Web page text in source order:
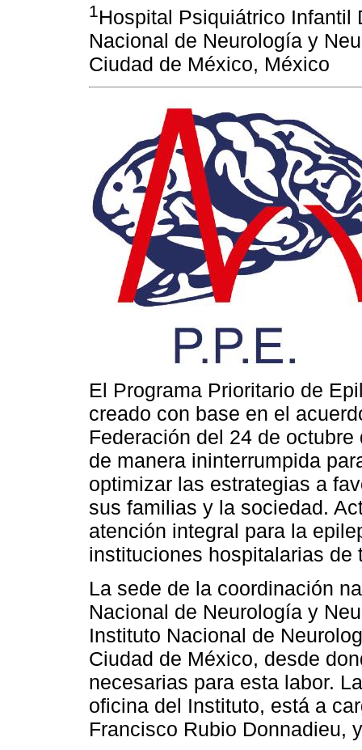
1Hospital Psiquiátrico Infantil
Nacional de Neurología y
Ciudad de México, México
El Programa Prioritario de
creado con base en el
Federación del 24 de
de manera ininterrumpida
optimizar las estrategias a
sus familias y la sociedad.
atención integral para la
instituciones hospitalarias de
La sede de la coordinación
Nacional de Neurología y
Instituto Nacional de
Ciudad de México, desde
necesarias para esta labor.
oficina del Instituto, está a
Francisco Rubio Donnadieu,